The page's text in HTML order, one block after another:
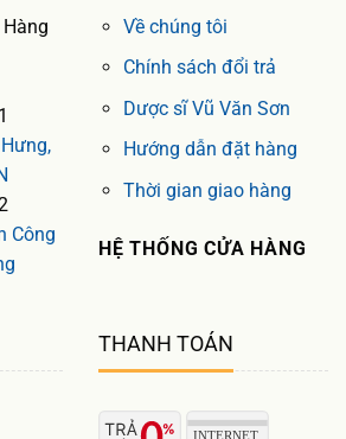
Công
Về chúng tôi
Chính sách đổi trả
Dược sĩ Vũ Văn Sơn
Hướng dẫn đặt hàng
Thời gian giao hàng
HỆ THỐNG CỬA HÀNG
THANH TOÁN